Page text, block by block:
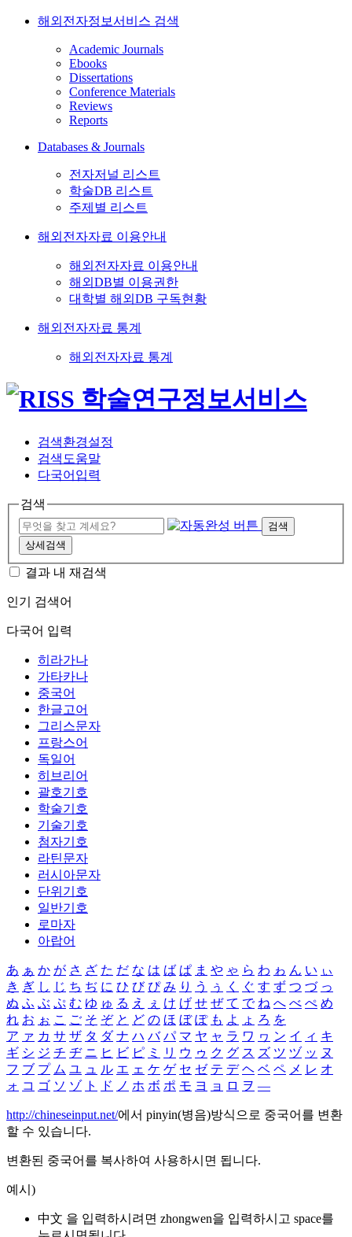
해외전자정보서비스 검색
Academic Journals
Ebooks
Dissertations
Conference Materials
Reviews
Reports
Databases & Journals
전자저널 리스트
학술DB 리스트
주제별 리스트
해외전자자료 이용안내
해외전자자료 이용안내
해외DB별 이용권한
대학별 해외DB 구독현황
해외전자자료 통계
해외전자자료 통계
검색환경설정
검색도움말
다국어입력
검색
검색
상세검색
결과 내 재검색
인기 검색어
다국어 입력
히라가나
가타카나
중국어
한글고어
그리스문자
프랑스어
독일어
히브리어
괄호기호
학술기호
기술기호
첨자기호
라틴문자
러시아문자
단위기호
일반기호
로마자
아랍어
あ ぁ か が さ ざ た だ な は ば ぱ ま や ゃ ら わ ゎ ん い ぃ
き ぎ し じ ち ぢ に ひ び ぴ み り う ぅ く ぐ す ず つ づ っ
ぬ ふ ぶ ぷ む ゆ ゅ る え ぇ け げ せ ぜ て で ね へ べ ぺ め
れ お ぉ こ ご そ ぞ と ど の ほ ぼ ぽ も よ ょ ろ を
ア ァ カ サ ザ タ ダ ナ ハ バ パ マ ヤ ャ ラ ワ ヮ ン イ ィ キ
ギ シ ジ チ ヂ ニ ヒ ビ ピ ミ リ ウ ゥ ク グ ス ズ ツ ヅ ッ ヌ
フ ブ プ ム ユ ュ ル エ ェ ケ ゲ セ ゼ テ デ ヘ ベ ペ メ レ オ
ォ コ ゴ ソ ゾ ト ド ノ ホ ボ ポ モ ヨ ョ ロ ヲ ―
http://chineseinput.net/에서 pinyin(병음)방식으로 중국어를 변환
할 수 있습니다.
변환된 중국어를 복사하여 사용하시면 됩니다.
예시)
中文 을 입력하시려면 zhongwen을 입력하시고 space를